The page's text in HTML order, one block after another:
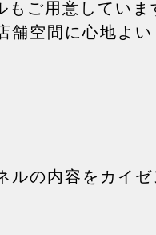
ご用意してい
空間に心地よ
の内容をカイゼ